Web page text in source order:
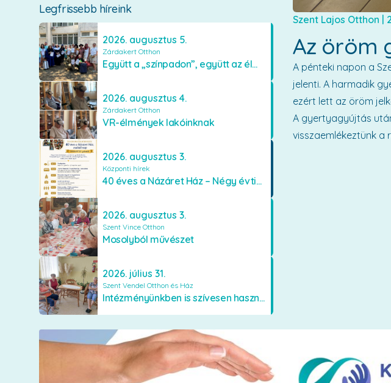
Legfrissebb híreink
2026. augusztus 5.
Zárdakert Otthon
Együtt a „színpadon”, együtt az élményekért 🎭✨
2026. augusztus 4.
Zárdakert Otthon
VR-élmények lakóinknak
2026. augusztus 3.
Központi hírek
40 éves a Názáret Ház – Négy évtized szeretetben és gondoskodásban
2026. augusztus 3.
Szent Vince Otthon
Mosolyból művészet
2026. július 31.
Szent Vendel Otthon és Ház
Intézményünkben is szívesen használják a VR szemüveget
Szent Lajos Otthon |
Az öröm
A pénteki napon a
jelenti. A harmadik
ezért lett az öröm
A gyertyagyújtás
visszaemlékeztünk a